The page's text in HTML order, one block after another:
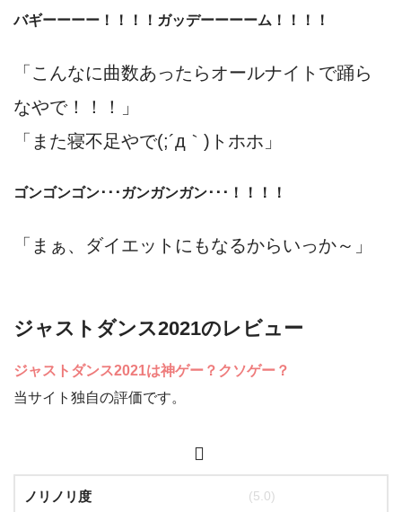
バギーーーー！！！！ガッデーーーーム！！！！
「こんなに曲数あったらオールナイトで踊ら
なやで！！！
」
「また寝不足やで(;´д｀)トホホ」
ゴンゴンゴン･･･ガンガンガン･･･！！！！
「まぁ、ダイエットにもなるからいっか～」
ジャストダンス2021のレビュー
ジャストダンス2021は神ゲー？クソゲー？
当サイト独自の評価です。
ノリノリ度 (5.0)